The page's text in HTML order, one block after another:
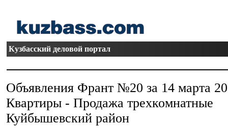
Кузбасский деловой портал
Объявления Франт №20 за 14 марта
Квартиры - Продажа трехкомнатные
Куйбышевский район